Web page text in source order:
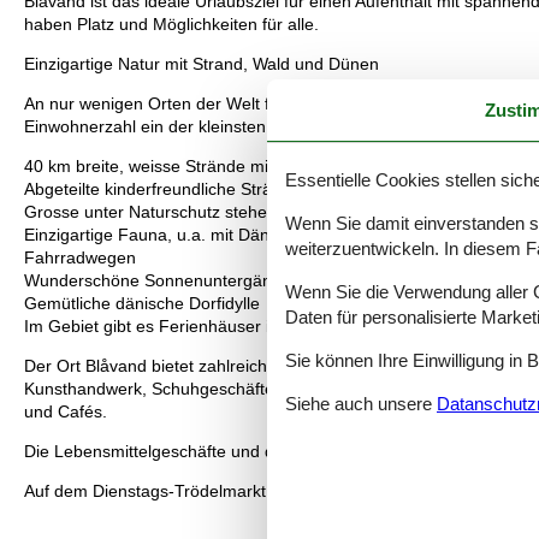
haben Platz und Möglichkeiten für alle.
Einzigartige Natur mit Strand, Wald und Dünen
An nur wenigen Orten der Welt findet man eine so einzigartige
Einwohnerzahl ein der kleinsten in Dänemark, aber flächenmässig
40 km breite, weisse Strände mit dem besten Badewasser in
Abgeteilte kinderfreundliche Strände, u.a. mit Parkmöchlichkeit
Grosse unter Naturschutz stehende Wälder und Heide- und
Einzigartige Fauna, u.a. mit Dänemarks grösstem
Fahrradwegen
Wunderschöne Sonnenuntergänge und "helle Nächte"
Gemütliche dänische Dorfidylle
Im Gebiet gibt es Ferienhäuser in allen Grössen und Preisklassen.
Der Ort Blåvand bietet zahlreiche Shopping möglichkeiten,
Kunsthandwerk, Schuhgeschäfte, Bernstein und
und Cafés.
Die Lebensmittelgeschäfte und die meisten anderen Geschäfte
Auf dem Dienstags-Trödelmarkt, der in den Sommermonaten
Essentielle Cookies stellen
Wenn Sie damit einverstanden
weiterzuentwickeln. In diesem
Wenn Sie die Verwendung
Daten für personalisierte
Sie können Ihre Einwilligung in
Siehe auch unsere